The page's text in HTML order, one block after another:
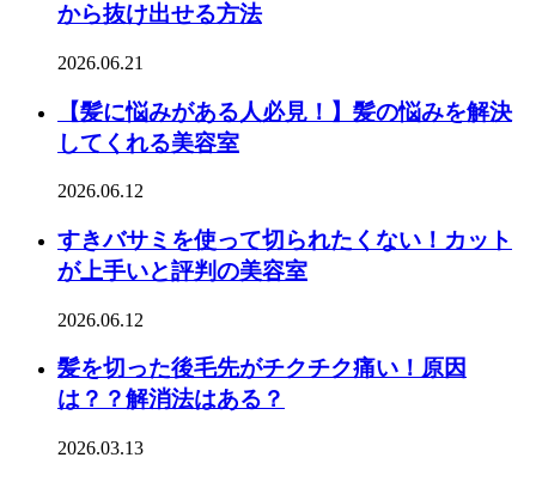
から抜け出せる方法
2026.06.21
【髪に悩みがある人必見！】髪の悩みを解決
してくれる美容室
2026.06.12
すきバサミを使って切られたくない！カット
が上手いと評判の美容室
2026.06.12
髪を切った後毛先がチクチク痛い！原因
は？？解消法はある？
2026.03.13